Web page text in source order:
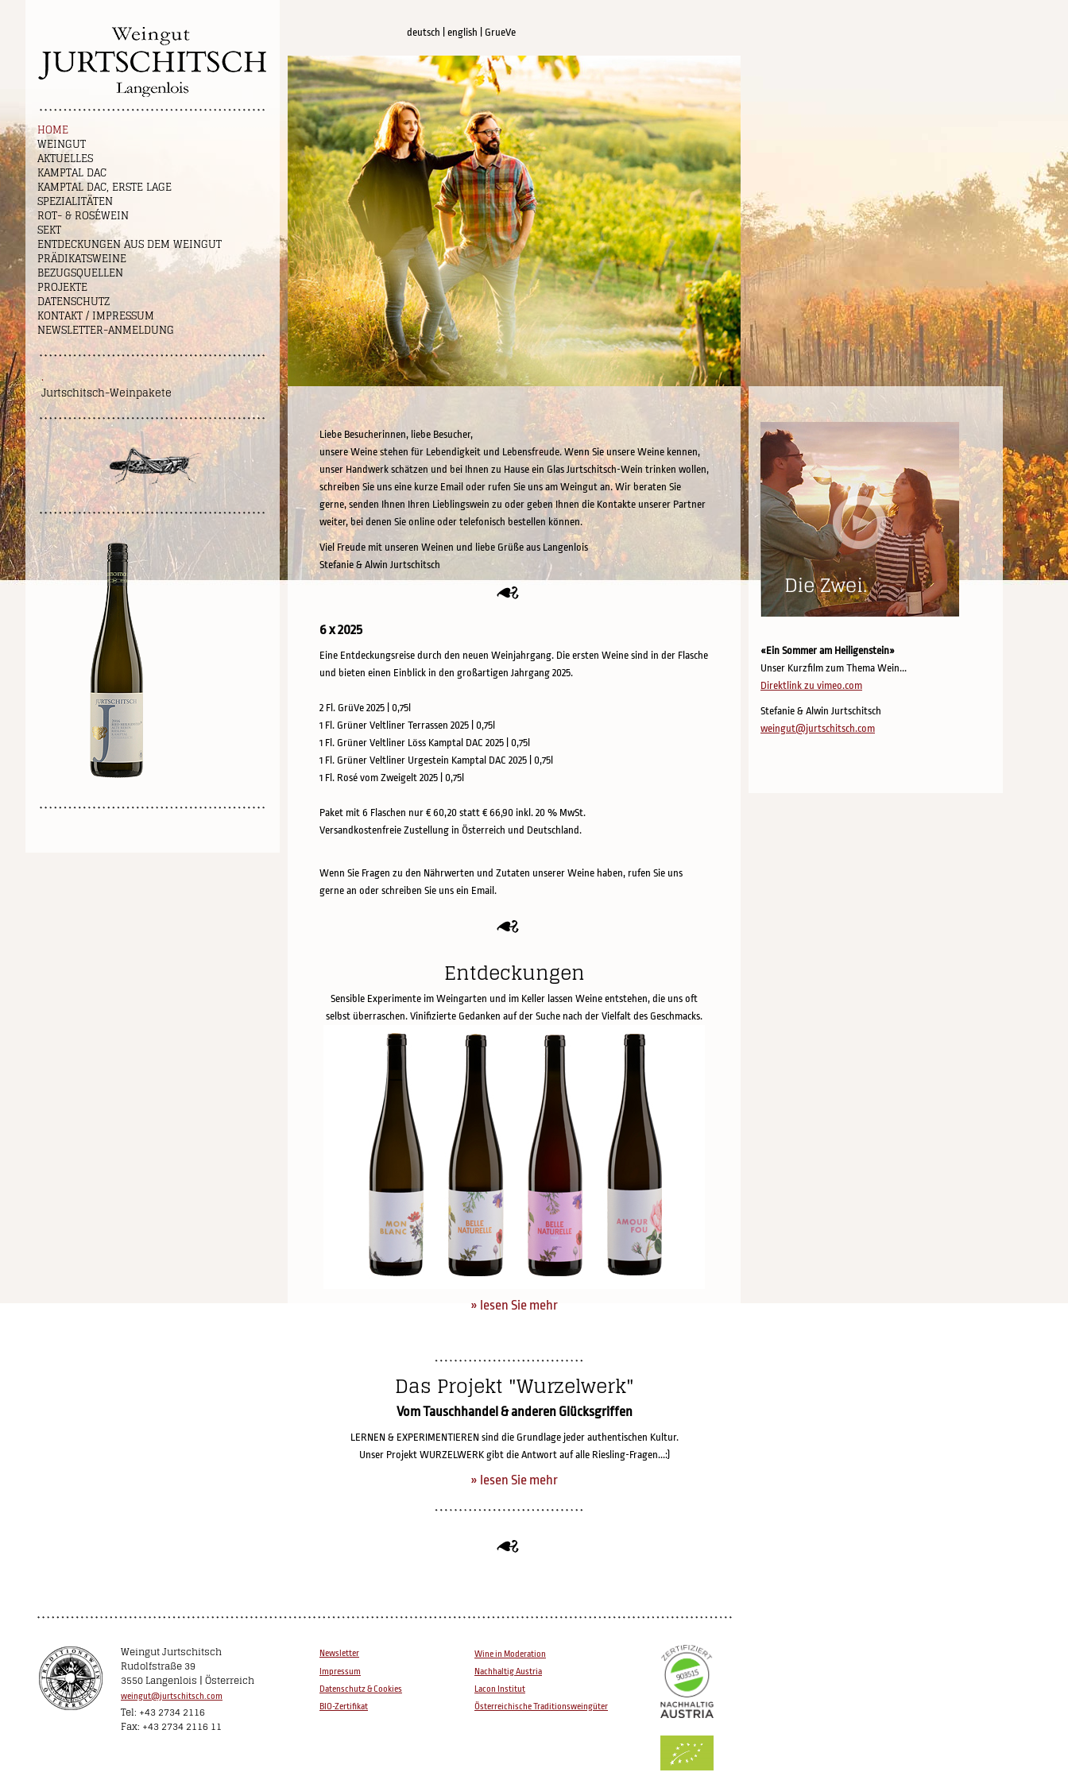
HOME
WEINGUT
AKTUELLES
KAMPTAL DAC
KAMPTAL DAC, ERSTE LAGE
SPEZIALITÄTEN
ROT- & ROSÉWEIN
SEKT
ENTDECKUNGEN AUS DEM WEINGUT
PRÄDIKATSWEINE
BEZUGSQUELLEN
PROJEKTE
DATENSCHUTZ
KONTAKT / IMPRESSUM
NEWSLETTER-ANMELDUNG
.
Jurtschitsch-Weinpakete
deutsch english GrueVe
Liebe Besucherinnen, liebe Besucher,
unsere Weine stehen für Lebendigkeit und Lebensfreude. Wenn Sie unsere Weine kennen,
unser Handwerk schätzen und bei Ihnen zu Hause ein Glas Jurtschitsch-Wein trinken wollen,
schreiben Sie uns eine kurze Email oder rufen Sie uns am Weingut an. Wir beraten Sie
gerne, senden Ihnen Ihren Lieblingswein zu oder geben Ihnen die Kontakte unserer Partner
weiter, bei denen Sie online oder telefonisch bestellen können.
Viel Freude mit unseren Weinen und liebe Grüße aus Langenlois
Stefanie & Alwin Jurtschitsch
6 x 2025
Eine Entdeckungsreise durch den neuen Weinjahrgang. Die ersten Weine sind in der Flasche
und bieten einen Einblick in den großartigen Jahrgang 2025.
2 Fl. GrüVe 2025 | 0,75l
1 Fl. Grüner Veltliner Terrassen 2025 | 0,75l
1 Fl. Grüner Veltliner Löss Kamptal DAC 2025 | 0,75l
1 Fl. Grüner Veltliner Urgestein Kamptal DAC 2025 | 0,75l
1 Fl. Rosé vom Zweigelt 2025 | 0,75l
Paket mit 6 Flaschen nur € 60,20 statt € 66,90 inkl. 20 % MwSt.
Versandkostenfreie Zustellung in Österreich und Deutschland.
Wenn Sie Fragen zu den Nährwerten und Zutaten unserer Weine haben, rufen Sie uns
gerne an oder schreiben Sie uns ein Email.
Entdeckungen
Sensible Experimente im Weingarten und im Keller lassen Weine entstehen, die uns oft
selbst überraschen. Vinifizierte Gedanken auf der Suche nach der Vielfalt des Geschmacks.
» lesen Sie mehr
Das Projekt "Wurzelwerk"
Vom Tauschhandel & anderen Glücksgriffen
LERNEN & EXPERIMENTIEREN sind die Grundlage jeder authentischen Kultur.
Unser Projekt WURZELWERK gibt die Antwort auf alle Riesling-Fragen...:)
» lesen Sie mehr
«Ein Sommer am Heiligenstein»
Unser Kurzfilm zum Thema Wein...
Direktlink zu vimeo.com
Stefanie & Alwin Jurtschitsch
weingut@jurtschitsch.com
Weingut Jurtschitsch
Rudolfstraße 39
3550 Langenlois | Österreich
weingut@jurtschitsch.com
Tel: +43 2734 2116
Fax: +43 2734 2116 11
Newsletter
Impressum
Datenschutz & Cookies
BIO-Zertifikat
Wine in Moderation
Nachhaltig Austria
Lacon Institut
Österreichische Traditionsweingüter